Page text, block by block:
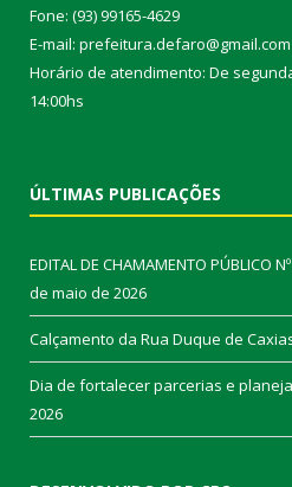
Fone: (93) 99165-4629
E-mail: prefeitura.defaro@gmail.com
Horário de atendimento: De
14:00hs
ÚLTIMAS PUBLICAÇÕES
EDITAL DE CHAMAMENTO PÚBLICO
de maio de 2026
Calçamento da Rua Duque de
Dia de fortalecer parcerias e
2026